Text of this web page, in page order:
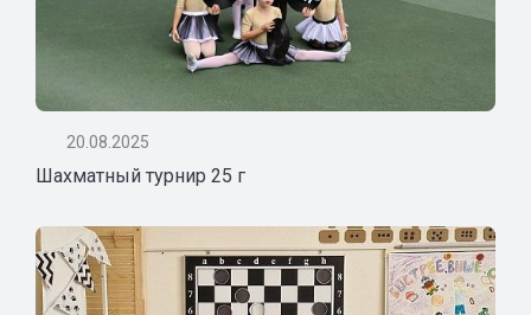
20.08.2025
Шахматный турнир 25 г